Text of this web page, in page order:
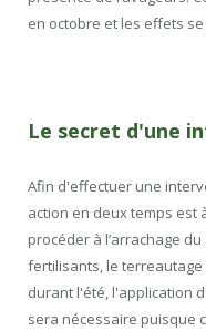
en octobre et les effets
Le secret d'une
Afin d'effectuer une
action en deux temps est
procéder à l’arrachage
fertilisants, le terreautage
durant l'été, l'application
sera nécessaire puisque